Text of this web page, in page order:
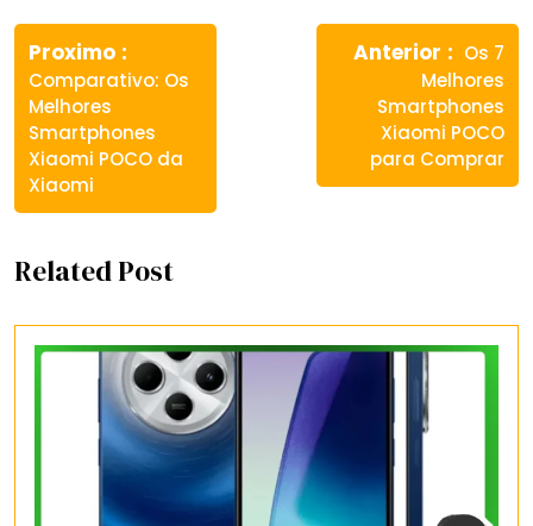
Navegação
de
Post
Proximo
post:
Comparativo: Os
Melhores
Smartphones
Xiaomi POCO da
Xiaomi
Anterior
Next
post:
Os 7
Melhores
Smartphones
Xiaomi POCO
para Comprar
Related Post